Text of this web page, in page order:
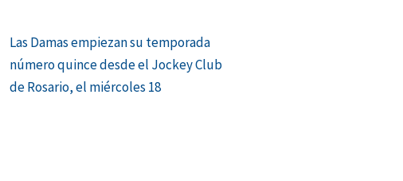
Las Damas empiezan su temporada
número quince desde el Jockey Club
de Rosario, el miércoles 18